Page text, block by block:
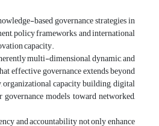
based governance strategies in
policy frameworks, and international
capacity.
multi-dimensional, dynamic, and
effective governance extends beyond
capacity building, digital
models toward networked,
and accountability not only enhance